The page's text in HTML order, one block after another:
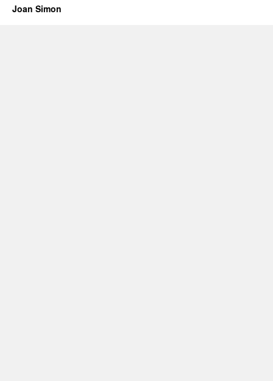
Joan Simon